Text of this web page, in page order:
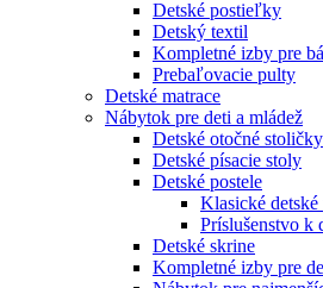
Detské postieľky
Detský textil
Kompletné izby pre
Prebaľovacie pulty
Detské matrace
Nábytok pre deti a mládež
Detské otočné stoličky
Detské písacie stoly
Detské postele
Klasické detské
Príslušenstvo k
Detské skrine
Kompletné izby pre